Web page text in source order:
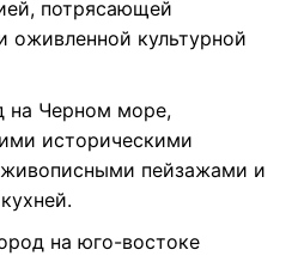
потрясающей
оживленной культурной
на Черном море,
историческими
пейзажами и
на юго-востоке